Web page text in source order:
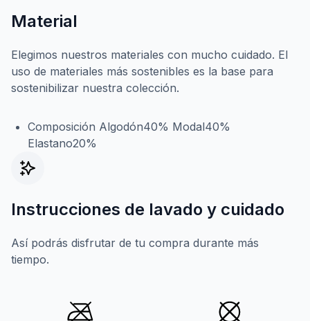
Material
Elegimos nuestros materiales con mucho cuidado. El
uso de materiales más sostenibles es la base para
sostenibilizar nuestra colección.
Composición Algodón40% Modal40%
Elastano20%
Instrucciones de lavado y cuidado
Así podrás disfrutar de tu compra durante más
tiempo.